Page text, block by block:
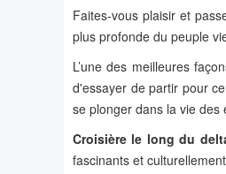
Faites-vous plaisir et
plus profonde du peuple
L’une des meilleures
d'essayer de partir pour
se plonger dans la vie des
Croisière le long du
fascinants et